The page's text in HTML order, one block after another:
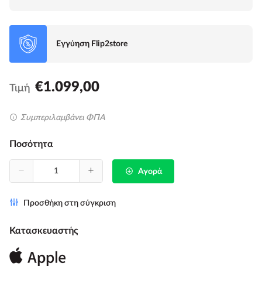
Εγγύηση Flip2store
Τιμή €1.099,00
Συμπεριλαμβάνει ΦΠΑ
Ποσότητα
Αγορά
Προσθήκη στη σύγκριση
Κατασκευαστής